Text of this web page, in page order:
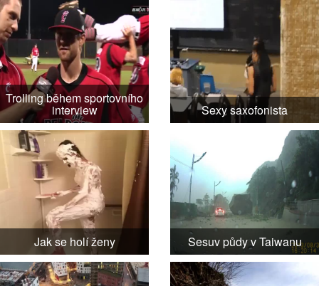
Trolling během sportovního
interview Sexy saxofonista
Jak se holí ženy Sesuv půdy v Taiwanu